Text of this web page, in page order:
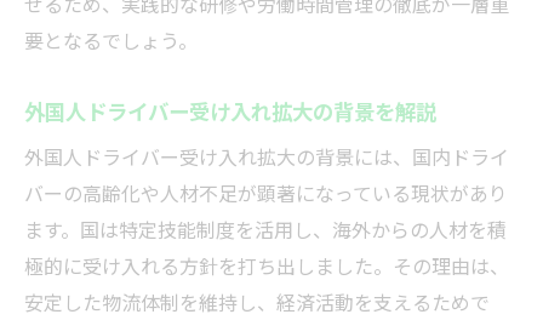
紹介
特定技能ドライバーの定着率向上のポイン
外国人ドライバー雇用に必要な資格と条件
特定技能ドライバー雇用の法的ポイントを
整理
要となるでしょう。
外国人ドライバー受け入れ拡大の背景を解説
外国人ドライバー受け入れ拡大の背景には、国内ドライ
バーの高齢化や人材不足が顕著になっている現状があり
ます。国は特定技能制度を活用し、海外からの人材を積
極的に受け入れる方針を打ち出しました。その理由は、
安定した物流体制を維持し、経済活動を支えるためで